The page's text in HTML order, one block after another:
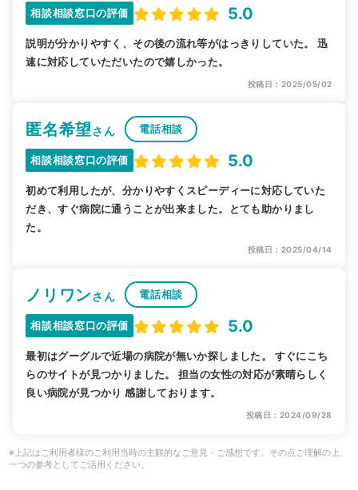
相談相談窓口の評価 5.0
説明が分かりやすく、その後の流れ等がはっきりしていた。 迅
速に対応していただいたので嬉しかった。
投稿日：2025/05/02
匿名希望さん 電話相談
相談相談窓口の評価 5.0
初めて利用したが、分かりやすくスピーディーに対応していた
だき、すぐ病院に通うことが出来ました。とても助かりまし
た。
投稿日：2025/04/14
ノリワンさん 電話相談
相談相談窓口の評価 5.0
最初はグーグルで近場の病院が無いか探しました。 すぐにこち
らのサイトが見つかりました。 担当の女性の対応が素晴らしく
良い病院が見つかり 感謝しております。
投稿日：2024/09/28
※上記はご利用者様のご利用当時の主観的なご意見・ご感想です。その点ご理解の上、
一つの参考としてご活用ください。